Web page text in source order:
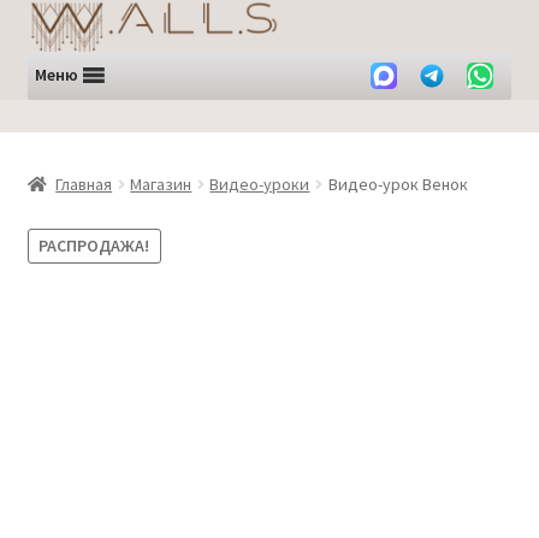
Перейти
к
навигации
Перейти
к
содержимому
Меню
Главная Магазин Видео-уроки Видео-урок Венок
РАСПРОДАЖА!